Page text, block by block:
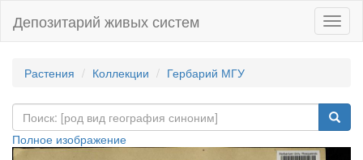
Депозитарий живых систем
Растения Коллекции Гербарий МГУ
Полное изображение